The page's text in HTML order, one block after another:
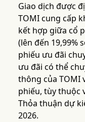
Giao dịch được
TOMI cung cấp
kết hợp giữa cổ
(lên đến 19,99%
phiếu ưu đãi
ưu đãi có thể
thông của TOMI
phiếu, tùy thuộc
Thỏa thuận dự
2026.